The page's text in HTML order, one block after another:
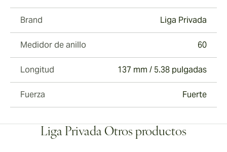
Brand Liga Privada
Medidor de anillo 60
Longitud 137 mm / 5.38 pulgadas
Fuerza Fuerte
Liga Privada Otros productos